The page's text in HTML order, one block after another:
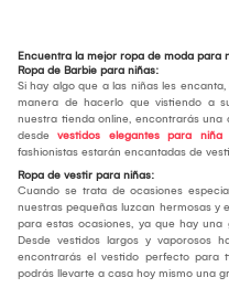
Encuentra la mejor ropa de moda para
Ropa de Barbie para niñas:
Si hay algo que a las niñas les
manera de hacerlo que vistiendo a
nuestra tienda online, encontrarás una
desde vestidos elegantes para niña
fashionistas estarán encantadas de
Ropa de vestir para niñas:
Cuando se trata de ocasiones
nuestras pequeñas luzcan hermosas y
para estas ocasiones, ya que hay una
Desde vestidos largos y vaporosos
encontrarás el vestido perfecto para
podrás llevarte a casa hoy mismo una